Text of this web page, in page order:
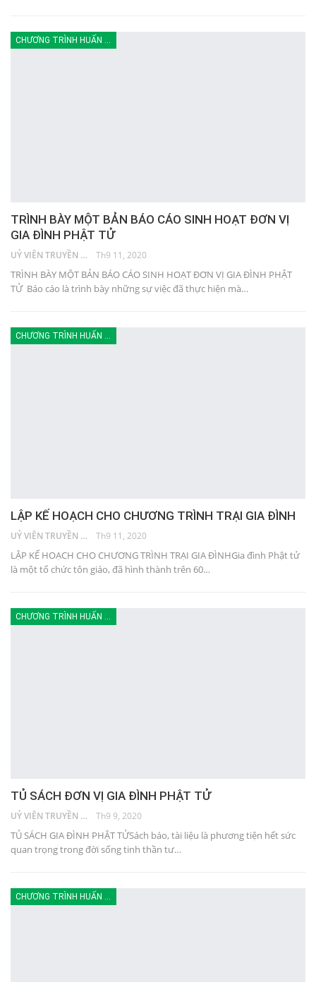
CHƯƠNG TRÌNH HUẤN LUYỆN
TRÌNH BÀY MỘT BẢN BÁO CÁO SINH HOẠT ĐƠN VỊ
GIA ĐÌNH PHẬT TỬ
UỶ VIÊN TRUYỀN THÔNG Th9 11, 2020
TRÌNH BÀY MỘT BẢN BÁO CÁO SINH HOẠT ĐƠN VỊ GIA ĐÌNH PHẬT
TỬ Báo cáo là trình bày những sự việc đã thực hiện mà…
CHƯƠNG TRÌNH HUẤN LUYỆN
LẬP KẾ HOẠCH CHO CHƯƠNG TRÌNH TRẠI GIA ĐÌNH
UỶ VIÊN TRUYỀN THÔNG Th9 11, 2020
LẬP KẾ HOẠCH CHO CHƯƠNG TRÌNH TRẠI GIA ĐÌNHGia đình Phật tử
là một tổ chức tôn giáo, đã hình thành trên 60…
TỦ SÁCH ĐƠN VỊ GIA ĐÌNH PHẬT TỬ
UỶ VIÊN TRUYỀN THÔNG Th9 9, 2020
TỦ SÁCH GIA ĐÌNH PHẬT TỬSách báo, tài liệu là phương tiện hết sức
quan trọng trong đời sống tinh thần tư…
CHƯƠNG TRÌNH HUẤN LUYỆN